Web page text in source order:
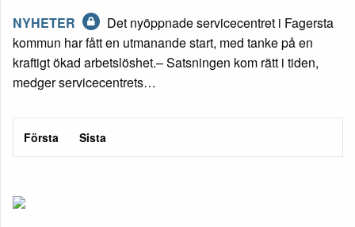
NYHETER
Det nyöppnade servicecentret i Fagersta
kommun har fått en utmanande start, med tanke på en
kraftigt ökad arbetslöshet.– Satsningen kom rätt i tiden,
medger servicecentrets…
Första Sista